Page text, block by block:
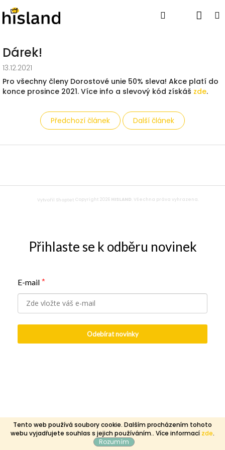
Tento web používá soubory cookie. Dalším procházením tohoto
webu vyjadřujete souhlas s jejich používáním.. Více informací zde.
Rozumím
na
obsah
Hledat
Dárek!
13.12.2021
Pro všechny členy Dorostové unie 50% sleva! Akce platí do
konce prosince 2021. Více info a slevový kód získáš zde.
Předchozí článek Další článek
a
Vytvořil Shoptet Copyright 2026 HISLAND . Všechna práva vyhrazena.
Přihlaste se k odběru novinek
E-mail *
Odebírat novinky